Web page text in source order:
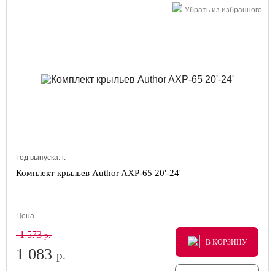
Убрать из избранного
Год выпуска: г.
Комплект крыльев Author AXP-65 20'-24'
Цена
1 573р.
1 083 р.
В КОРЗИНУ
В КОРЗИНУ
В КОРЗИНУ